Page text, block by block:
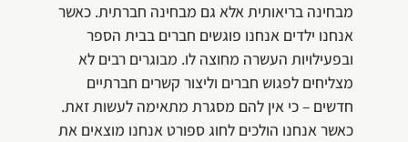
מבחינה בריאותית אלא גם מבחינה חברתית. כאשר
אנחנו ילדים אנחנו פוגשים חברים בבית הספר
ובפעילויות העשרה מחוצה לו. מבוגרים רבים לא
מצליחים לפגוש חברים וליצור קשרים חברתיים
חדשים – כי אין להם מסגרת מתאימה לעשות זאת.
כאשר אנחנו הולכים לחוג ספורט אנחנו מוצאים את